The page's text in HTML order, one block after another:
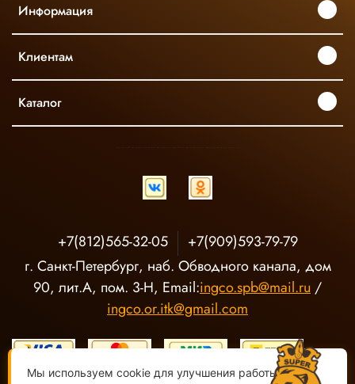
Информация
Клиентам
Каталог
+7(812)565-32-05
+7(909)593-79-79
г. Санкт-Петербург, наб. Обводного канала, дом
90, лит.А, пом. 3-Н, Email:ingco.spb@mail.ru /
ingco.or.itk@gmail.com
Мы используем cookie для улучшения работы сайта.